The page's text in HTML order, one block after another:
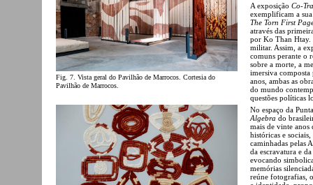
Fig. 7. Vista geral do Pavilhão de Marrocos. Cortesia do
Pavilhão de Marrocos.
A exposição Co-
exemplificam a
The Torn First
através das
por Ko Than Htay.
militar. Assim, a
comuns perante o
sobre a morte, a
imersiva composta
anos, ambas as
do mundo
questões políticas
No espaço da
Algebra do
mais de vinte anos
históricas e
caminhadas pelas
da escravatura e
evocando
memórias
reúne fotografias,